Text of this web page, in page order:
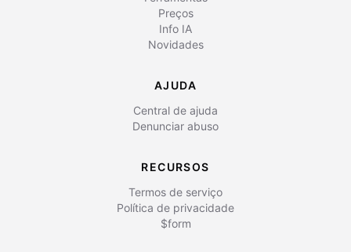
Preços
Info IA
Novidades
AJUDA
Central de ajuda
Denunciar abuso
RECURSOS
Termos de serviço
Política de privacidade
$form